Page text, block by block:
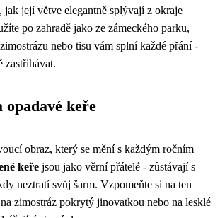
jak její větve elegantně splývají z okraje
po zahradě jako ze zámeckého parku,
nebo tisu vám splní každé přání -
zastřihávat.
opadavé keře
obraz, který se mění s každým ročním
keře jsou jako věrní přátelé - zůstávají s
neztratí svůj šarm. Vzpomeňte si na ten
zimostráz pokrytý jinovatkou nebo na lesklé